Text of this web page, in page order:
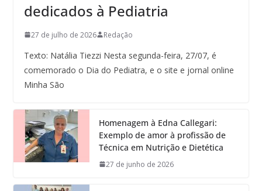
dedicados à Pediatria
27 de julho de 2026 Redação
Texto: Natália Tiezzi Nesta segunda-feira, 27/07, é
comemorado o Dia do Pediatra, e o site e jornal online
Minha São
Homenagem à Edna Callegari:
Exemplo de amor à profissão de
Técnica em Nutrição e Dietética
27 de junho de 2026